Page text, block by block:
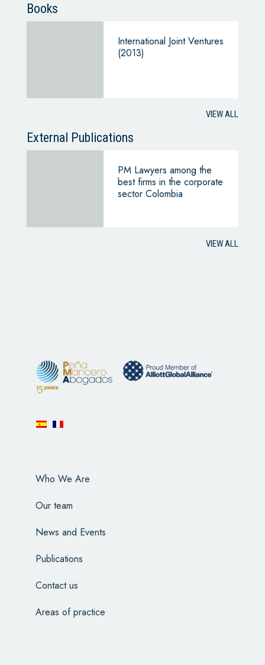
Books
International Joint Ventures
(2013)
VIEW ALL
External Publications
PM Lawyers among the
best firms in the corporate
sector Colombia
VIEW ALL
Who We Are
Our team
News and Events
Publications
Contact us
Areas of practice